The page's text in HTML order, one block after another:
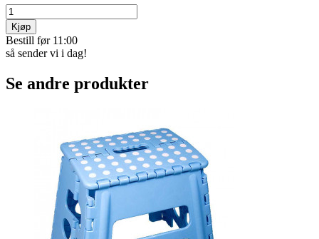
Kjøp
Bestill før 11:00
så sender vi i dag!
Se andre produkter